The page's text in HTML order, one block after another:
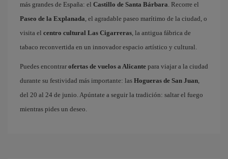
más grandes de España: el Castillo de Santa Bárbara. Recorre el
Paseo de la Explanada, el agradable paseo marítimo de la ciudad, o
visita el centro cultural Las Cigarreras, la antigua fábrica de
tabaco reconvertida en un innovador espacio artístico y cultural.
Puedes encontrar ofertas de vuelos a Alicante para viajar a la ciudad
durante su festividad más importante: las Hogueras de San Juan,
del 20 al 24 de junio. Apúntate a seguir la tradición: saltar el fuego
mientras pides un deseo.